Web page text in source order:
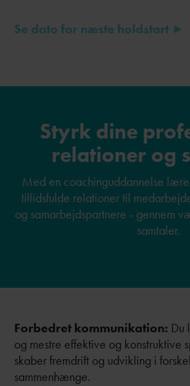
Se dato for næste holdstart ►
Styrk dine
relationer og
Med en coachinguddannelse
tillidsfulde relationer til
og samarbejdspartnere - gennem
samtaler.
Forbedret kommunikation: Du
og mestre effektive og konstruktive
skaber fremdrift og udvikling i
sammenhænge.